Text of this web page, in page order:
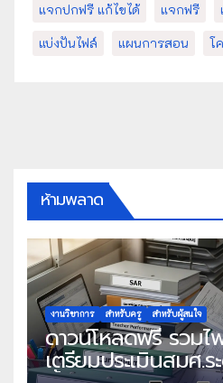
แจกปกฟรี แก้ไขได้
แจกฟรี
แบ่งปันไฟล์
แผนการสอน โ
ห้ามพลาด
งานวิชาการ สำหรับครู สำหรับผู้สนใจ
ดาวน์โหลดฟรี รวมไ
เตรียมประเมินสมศ.